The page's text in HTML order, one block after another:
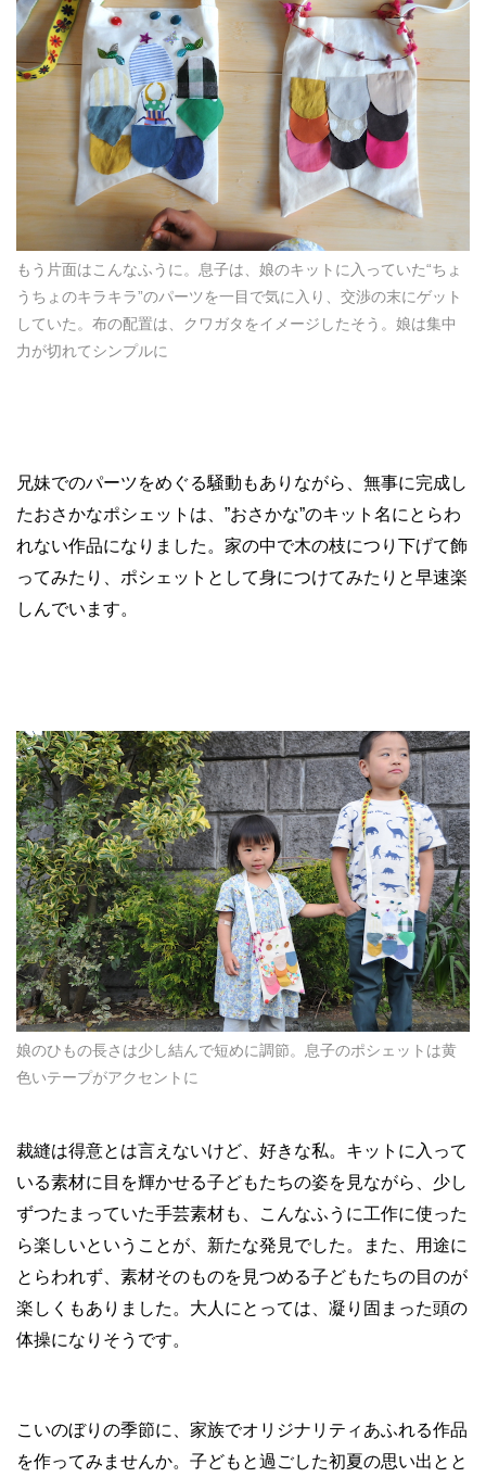
もう片面はこんなふうに。息子は、娘のキットに入っていた“ちょ
うちょのキラキラ”のパーツを一目で気に入り、交渉の末にゲット
していた。布の配置は、クワガタをイメージしたそう。娘は集中
力が切れてシンプルに
兄妹でのパーツをめぐる騒動もありながら、無事に完成し
たおさかなポシェットは、”おさかな”のキット名にとらわ
れない作品になりました。家の中で木の枝につり下げて飾
ってみたり、ポシェットとして身につけてみたりと早速楽
しんでいます。
娘のひもの長さは少し結んで短めに調節。息子のポシェットは黄
色いテープがアクセントに
裁縫は得意とは言えないけど、好きな私。キットに入って
いる素材に目を輝かせる子どもたちの姿を見ながら、少し
ずつたまっていた手芸素材も、こんなふうに工作に使った
ら楽しいということが、新たな発見でした。また、用途に
とらわれず、素材そのものを見つめる子どもたちの目のが
楽しくもありました。大人にとっては、凝り固まった頭の
体操になりそうです。
こいのぼりの季節に、家族でオリジナリティあふれる作品
を作ってみませんか。子どもと過ごした初夏の思い出とと